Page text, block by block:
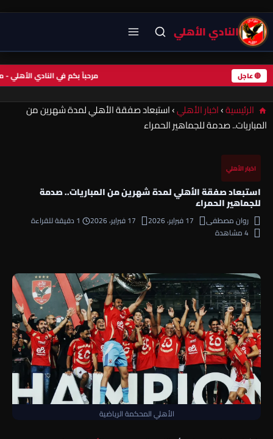
النادي الأهلي
🔴 عاجل مرحباً بكم في النادي
الرئيسية›اخبار الأهلي›استبعاد صفقة الأهلي لمدة شهرين من
المباريات.. صدمة للجماهير الحمراء
اخبار الأهلي
استبعاد صفقة الأهلي لمدة شهرين من المباريات.. صدمة
للجماهير الحمراء
روان مصطفى 17 فبراير، 2026 17 فبراير، 2026
1 دقيقة للقراءة
4 مشاهدة
الأهلي المحكمة الرياضية